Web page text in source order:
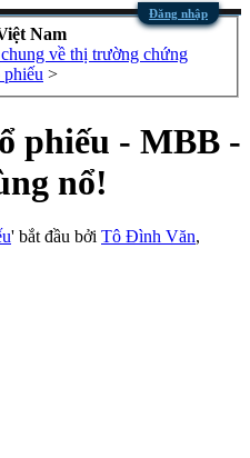
Đăng nhập
Nam
về thị trường chứng
phiếu >
phiếu - MBB -
nổ!
' bắt đầu bởi Tô Đình Văn,